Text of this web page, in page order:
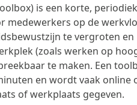
is een korte,
medewerkers op de
te vergroten en
(zoals werken op
te maken. Een
en wordt vaak online
of werkplaats gegeven.